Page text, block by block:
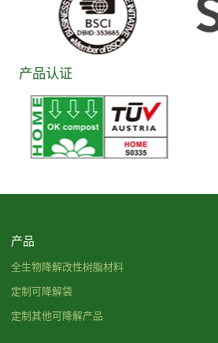
产品认证
产品
全生物降解改性树脂材料
定制可降解袋
定制其他可降解产品